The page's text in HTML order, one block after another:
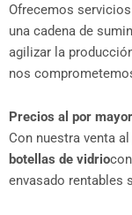
Ofrecemos
una cadena de
agilizar la
nos
Precios al por
Con nuestra venta
botellas de vidrio
envasado rentables